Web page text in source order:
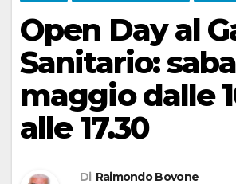
Open Day al
Sanitario:
maggio dalle
alle 17.30
Di Raimondo Bovone